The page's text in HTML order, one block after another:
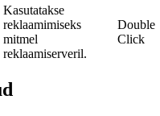
Kasutatakse
reklaamimiseks
mitmel
reklaamiserveril.
Double
Click